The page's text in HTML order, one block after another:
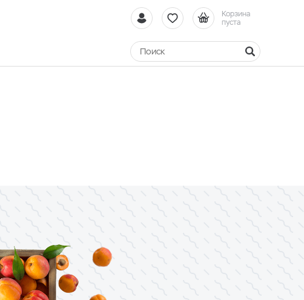
Корзина
пуста